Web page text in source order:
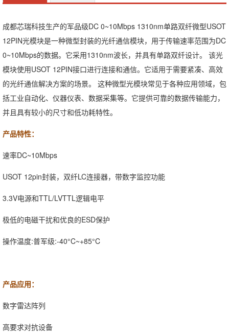
成都芯瑞科技生产的军品级DC 0~10Mbps 1310nm单路双纤微型USOT
12PIN光模块是一种微型封装的光纤通信模块，用于传输速率范围为DC
0~10Mbps的数据。它采用1310nm波长，并具有单路双纤设计。 该光
模块使用USOT 12PIN接口进行连接和通信。它适用于需要紧凑、高效
的光纤通信解决方案的场景。 这种微型光模块常见于各种应用领域，包
括工业自动化、仪器仪表、数据采集等。它提供可靠的数据传输能力，
并且具有较小的尺寸和低功耗特性。
产品特性：
速率DC~10Mbps
USOT 12pin封装，双纤LC连接器，带数字监控功能
3.3V电源和TTL/LVTTL逻辑电平
极低的电磁干扰和优良的ESD保护
操作温度:普军级:-40°C~+85°C
产品应用：
数字雷达阵列
高要求对抗设备